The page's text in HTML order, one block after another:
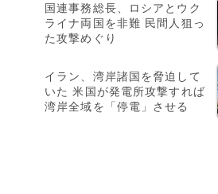
国連事務総長、ロシアとウク
ライナ両国を非難 民間人狙っ
た攻撃めぐり
イラン、湾岸諸国を脅迫して
いた 米国が発電所攻撃すれば
湾岸全域を「停電」させる